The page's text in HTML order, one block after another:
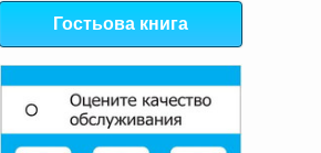
Гостьова книга